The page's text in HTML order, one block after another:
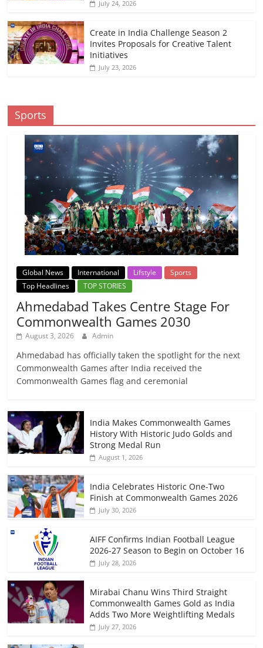
July 24, 2026
Create in India Challenge Season 2
Invites Proposals for Creative Talent
Initiatives
July 23, 2026
Sports
Global News International Lifstyle
Sports
Top Headlines
TOP STORIES
Ahmedabad Takes Centre Stage For
Commonwealth Games 2030
August 3, 2026 Admin
Ahmedabad has officially taken the spotlight for the next
Commonwealth Games after India received the
Commonwealth Games flag and ceremonial
India Makes Commonwealth Games
History With Historic Judo Golds and
Strong Medal Run
August 1, 2026
India Celebrates Historic One-Two
Finish at Commonwealth Games 2026
July 30, 2026
AIFF Confirms Indian Football League
2026-27 Season to Begin on October 16
July 28, 2026
Mirabai Chanu Wins Third Straight
Commonwealth Games Gold as India
Adds Two More Weightlifting Medals
July 27, 2026